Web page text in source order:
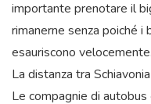
importante prenotare il
rimanerne senza poiché
esauriscono velocemente.
La distanza tra
Le compagnie di